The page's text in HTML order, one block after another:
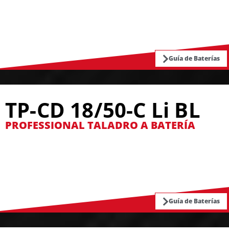
Guía de Baterías
TP-CD 18/50-C Li BL
PROFESSIONAL TALADRO A BATERÍA
Guía de Baterías